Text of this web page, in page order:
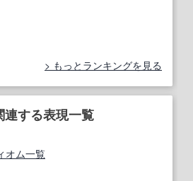
もっとランキングを見る
連する表現一覧
オム一覧